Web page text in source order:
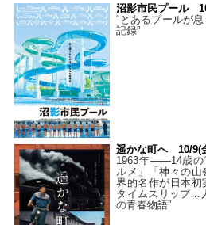
沼影市民プール
“とあるプールが
記録”
遥かな町へ 10/9(
1963年――14歳の
ルメ」「神々の
界的名作が日本初
タイムスリップ…
の青春物語”